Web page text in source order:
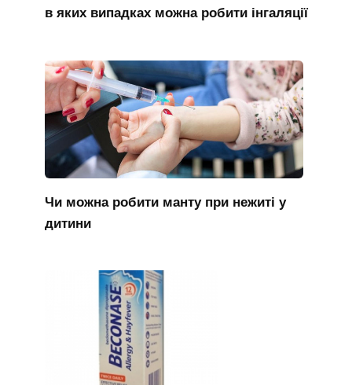
в яких випадках можна робити інгаляції
Чи можна робити манту при нежиті у
дитини